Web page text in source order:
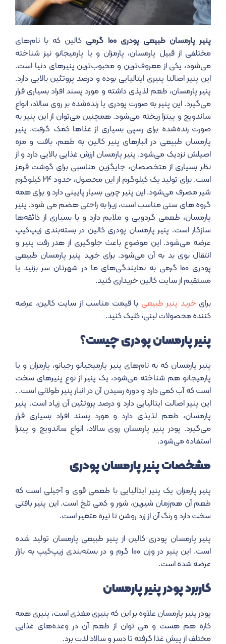
پنیر پارمسان طبیعی پودری ۱۰۰ گرمی
کالین که با نام‌های
مختلفی از قبیل پارمسان، پارمزان و یا پارمیجانو نیز شناخته
می‌شود، یکی از معروف‌ترین و محبوب‌ترین پنیرهای دنیا است.
این پنیر اصالتا پنیری ایتالیایی بوده و درصد پروتئین بالایی دارد.
پنیر پارمسان، طعم لذیذی داشته و مورد پسند افراد بسیاری قرار
می‌گیرد. این پنیر به صورت پودری یا رنده‌شده بر روی سالاد، انواع
ساندویچ و پیتزا ریخته می‌شود. همچنین می‌توان از این پنیر به
صورت رنده‌شده برای رسپی بسیاری از غذاها کمک گرفت. پنیر
پارمسان طبیعی در انبارهای پنیر کالین به طعم، بافت و مزه
اصیلش نزدیک می‌شود. پنیر پارمسان ارزش غذایی بالایی دارد و از
نظر بسیاری از متخصصان، جایگزین مناسبی برای گوشت قرمز
است. برای تولید یک کیلوگرم از این محصول، حدود ۲۴ کیلوگرم
شیر مصرف می‌شود. این پنیر چربی بسیار پایینی دارد و برای همه
گروه های سنی مناسب است، زیرا به راحتی هضم می شود. پنیر
پارمسان، طعمی گردویی و ملایم دارد و با بسیاری از ذائقه‌ها
سازگار است. پنیر پارمسان پودری کالین در بسته‌بندی زیپ‌کیپ
عرضه می‌شود. این موضوع باعث جلوگیری از هدر رفت پنیر و
انتقال بوی بد به آن می‌شود. برای خرید پنیر پارمسان طبیعی
پودری ۱۰۰ گرمی به نمایندگی‌های ما در شهرتان سر بزنید یا
مستقیم از سایت کالین خریداری کنید.
برایخرید پنیر طبیعی با قیمت مناسب از سایت کالین، عرضه
کننده محصولات لبنی، کلیک کنید.
پنیر پارمسان پودری چیست؟
پنیر پارمسان که به نام‌های پنیر پارمیجیانو رجیانو، پارمزان و یا
پارمیجانو هم شناخته می‌شود، یک پنیر از نوع پنیرهای سخت
است که آب کمی دارد و دوره رسیدن آن در انبار پنیر طولانی است. .
این پنیر اصالت ایتالیایی دارد و درصد پروتئین آن زیاد است. پنیر
پارمسان، طعم لذیذی دارد و مورد پسند افراد بسیاری قرار
می‌گیرد. پودر پنیر پارمسان روی سالاد، انواع ساندویچ و پیتزا
استفاده می‌شود.
مشخصات پنیر پارمسان پودری
پنیر پارمزان یک پنیر ایتالیایی با طعمی قوی و آجیلی است که
طعم آن هم‌زمان شیرین، شور و کمی تلخ است. این پنیر بافتی
سخت دارد و رنگ آن از زرد روشن تا تیره متغیر است.
پنیر پارمسان پودری کالین از پنیر طبیعی پارمسان تولید شده
است. این پنیر در وزن ۱۰۰ گرم و در بسته‌بندی زیپ‌کیپ به بازار
عرضه شده است.
کاربرد پودر پنیر پارمسان
پودر پنیر پارمسان علاوه بر این که پنیری مغذی است، پنیری همه
کاره هم هست و می توان از طعم آن در وعده‌های غذایی
مختلف از پیش غذا گرفته تا دسر و سالاد لذت برد.